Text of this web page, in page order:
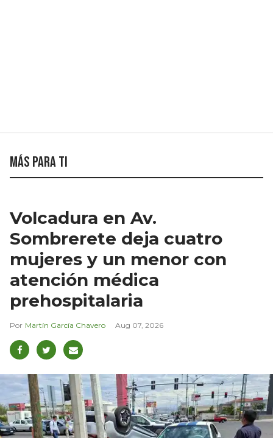
Más para ti
Volcadura en Av.
Sombrerete deja cuatro
mujeres y un menor con
atención médica
prehospitalaria
Martín García Chavero Aug 07, 2026